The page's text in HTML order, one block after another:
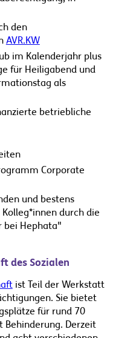
den
AVR.KW
im Kalenderjahr plus
für Heiligabend und
als
betriebliche
Corporate
und bestens
durch die
bei Hephata"
des Sozialen
ist Teil der Werkstatt
Sie bietet
für rund 70
Behinderung. Derzeit